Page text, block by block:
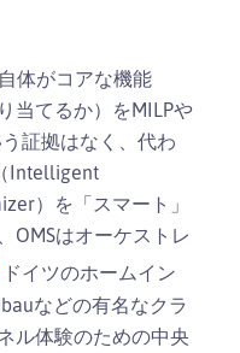
体がコアな機能
当てるか）をMILPや
証拠はなく、代わ
Intelligent
）を「スマート」
OMSはオーケストレ
ドイツのホームイン
などの有名なクラ
ル体験のための中央